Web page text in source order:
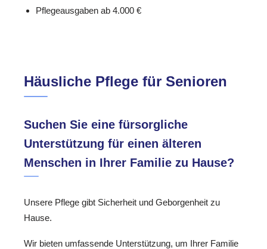
Pflegeausgaben ab 4.000 €
Häusliche Pflege für Senioren
Suchen Sie eine fürsorgliche
Unterstützung für einen älteren
Menschen in Ihrer Familie zu Hause?
Unsere Pflege gibt Sicherheit und Geborgenheit zu
Hause.
Wir bieten umfassende Unterstützung, um Ihrer Familie